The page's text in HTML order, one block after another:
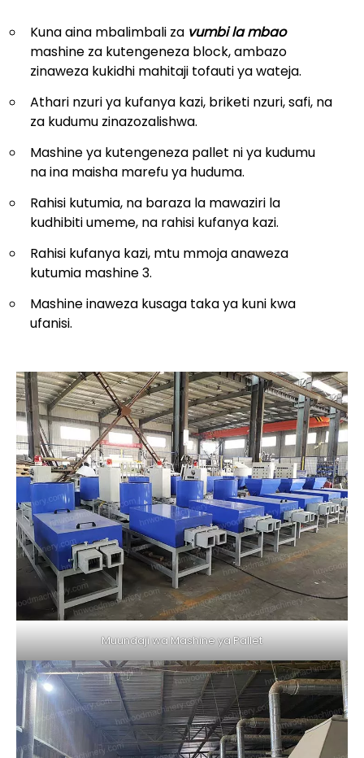
Kuna aina mbalimbali za vumbi la mbao
mashine za kutengeneza block, ambazo
zinaweza kukidhi mahitaji tofauti ya wateja.
Athari nzuri ya kufanya kazi, briketi nzuri, safi, na
za kudumu zinazozalishwa.
Mashine ya kutengeneza pallet ni ya kudumu
na ina maisha marefu ya huduma.
Rahisi kutumia, na baraza la mawaziri la
kudhibiti umeme, na rahisi kufanya kazi.
Rahisi kufanya kazi, mtu mmoja anaweza
kutumia mashine 3.
Mashine inaweza kusaga taka ya kuni kwa
ufanisi.
Muundaji wa Mashine ya Pallet